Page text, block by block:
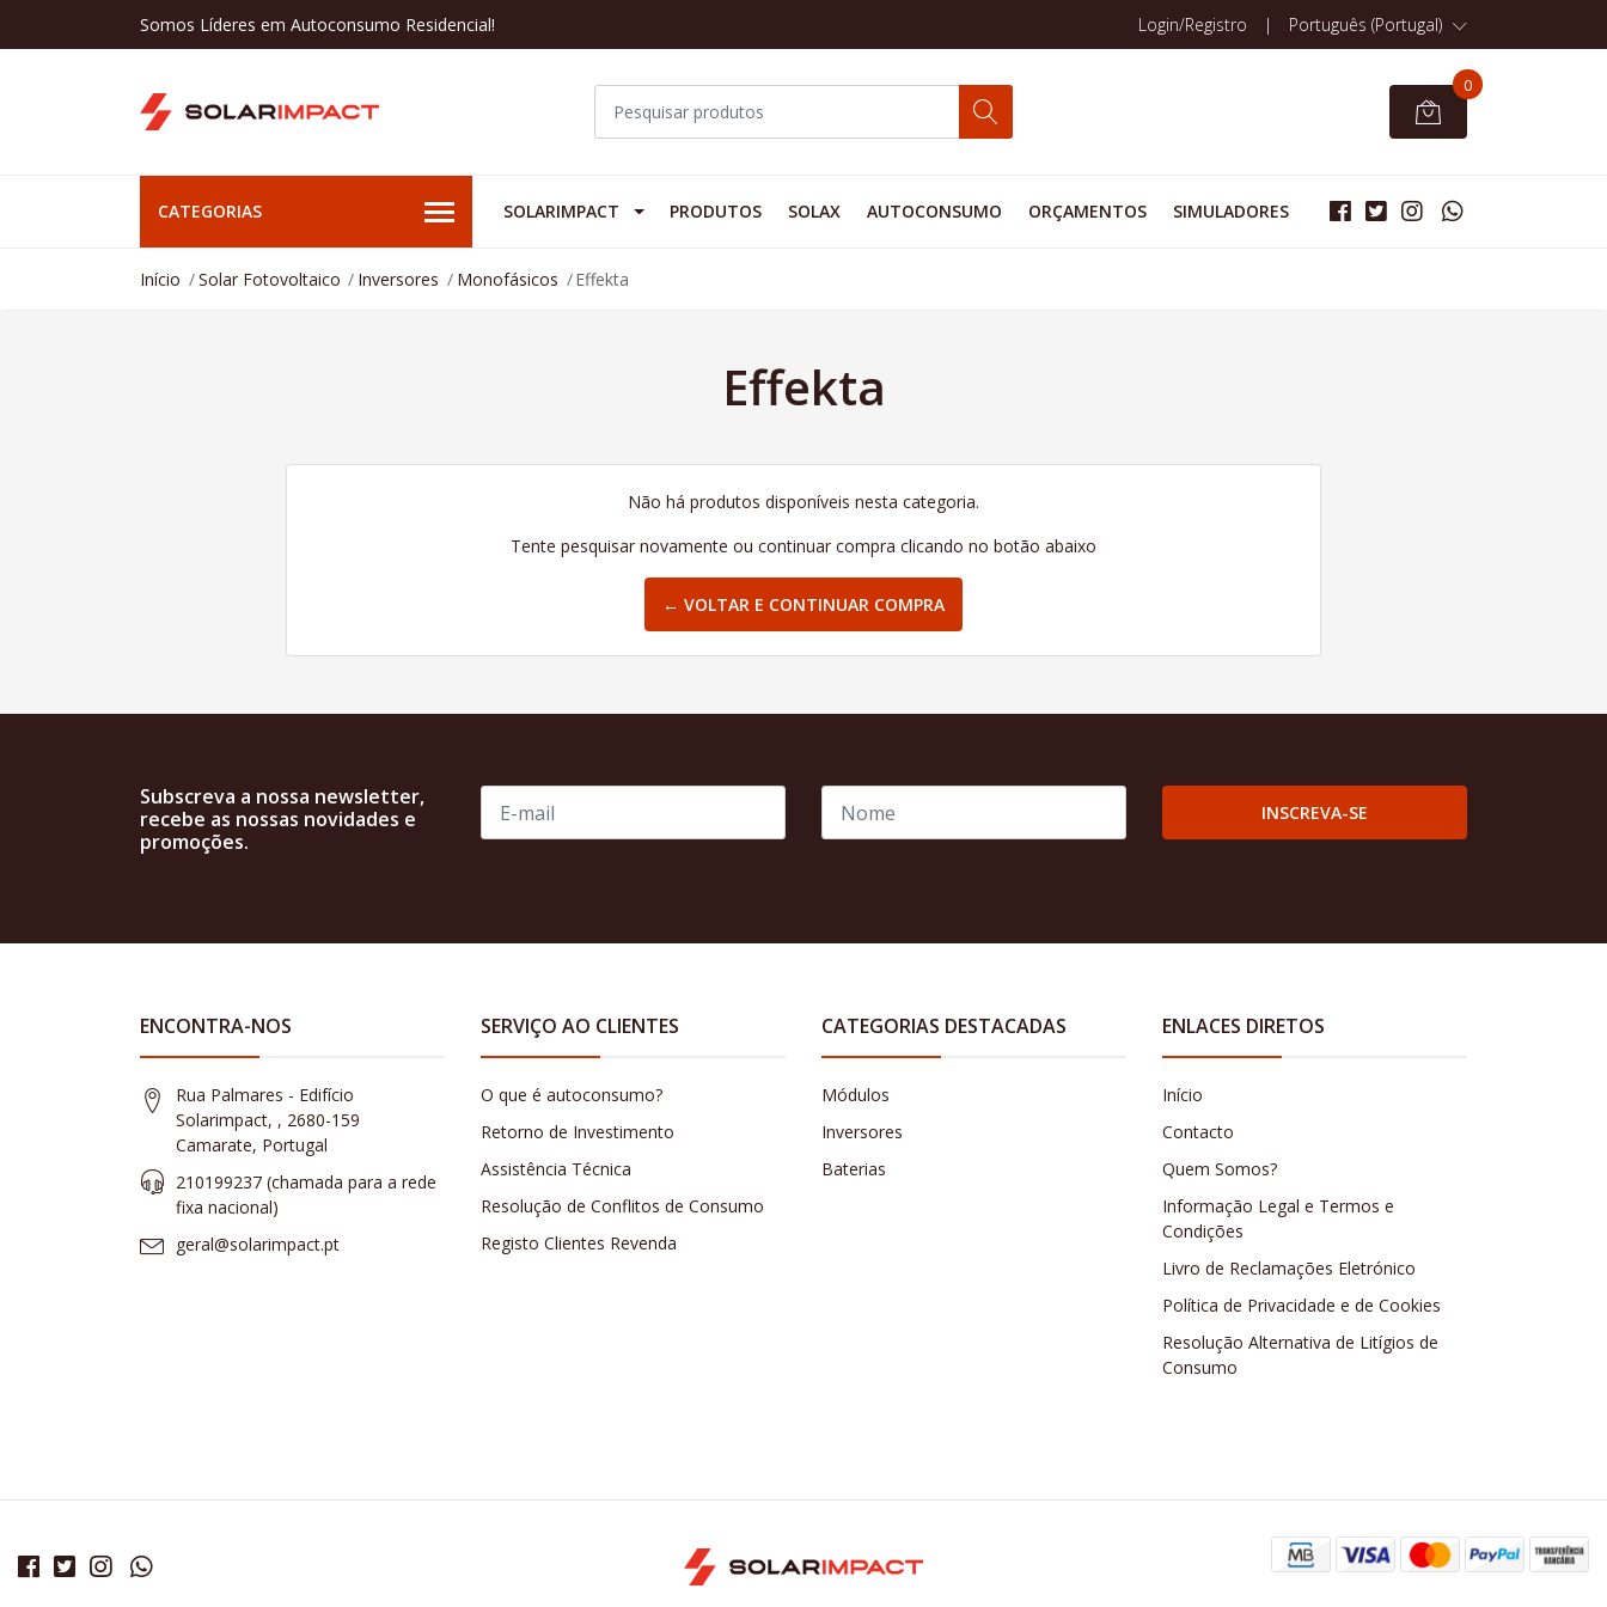
Somos Líderes em Autoconsumo Residencial! Login/Registro | Português (Portugal)
0
CATEGORIAS SOLARIMPACT PRODUTOS SOLAX AUTOCONSUMO ORÇAMENTOS SIMULADORES
Início Solar Fotovoltaico Inversores Monofásicos Effekta
Effekta
Não há produtos disponíveis nesta categoria.
Tente pesquisar novamente ou continuar compra clicando no botão abaixo
← VOLTAR E CONTINUAR COMPRA
Subscreva a nossa newsletter,
recebe as nossas novidades e
promoções.
INSCREVA-SE
ENCONTRA-NOS
Rua Palmares - Edifício
Solarimpact, , 2680-159
Camarate, Portugal
210199237 (​chamada para a rede
fixa nacional)
geral@solarimpact.pt
SERVIÇO AO CLIENTES
O que é autoconsumo?
Retorno de Investimento
Assistência Técnica
Resolução de Conflitos de Consumo
Registo Clientes Revenda
CATEGORIAS DESTACADAS
Módulos
Inversores
Baterias
ENLACES DIRETOS
Início
Contacto
Quem Somos?
Informação Legal e Termos e
Condições
Livro de Reclamações Eletrónico
Política de Privacidade e de Cookies
Resolução Alternativa de Litígios de
Consumo